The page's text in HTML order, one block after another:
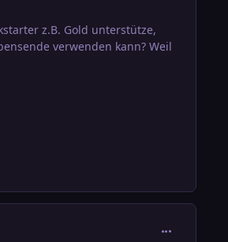
z.B. Gold unterstütze,
verwenden kann? Weil